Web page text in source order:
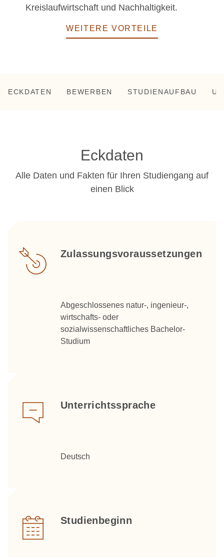
Kreislaufwirtschaft und Nachhaltigkeit.
WEITERE VORTEILE
ECKDATEN BEWERBEN STUDIENAUFBAU
Eckdaten
Alle Daten und Fakten für Ihren Studiengang auf
einen Blick
Zulassungsvoraussetzungen
Abgeschlossenes natur-, ingenieur-,
wirtschafts- oder
sozialwissenschaftliches Bachelor-
Studium
Unterrichtssprache
Deutsch
Studienbeginn